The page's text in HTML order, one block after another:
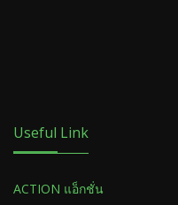
Useful Link
ACTION แอ็กชั่น